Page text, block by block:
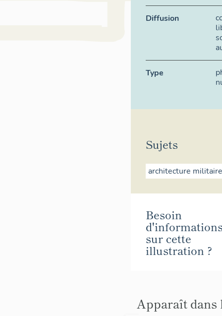
Diffusion
Type
Sujets
architecture militaire
Besoin
sur cette
illustration ?
Apparaît dans